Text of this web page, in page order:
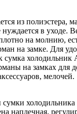
из полиэстера,
нуждается в уходе.
на молнию,
на замке. Для
сумка
на замках для
мелочей.
сумки
наплечная,